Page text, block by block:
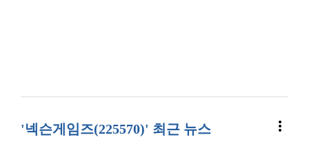
'넥슨게임즈(225570)' 최근 뉴스 more_vert